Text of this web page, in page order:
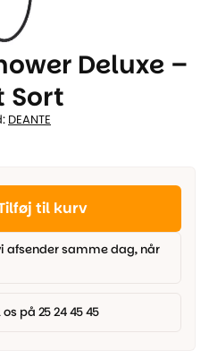
Deluxe –
Sort
DEANTE
til kurv
afsender samme dag, når
på 25 24 45 45